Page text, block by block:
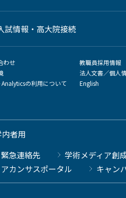
試情報・高大院接続
わせ
の利用について
教職員採用情報
法人文書／個人
English
者用
緊急連絡先
学術メディア創
アカンサスポータル
キャン